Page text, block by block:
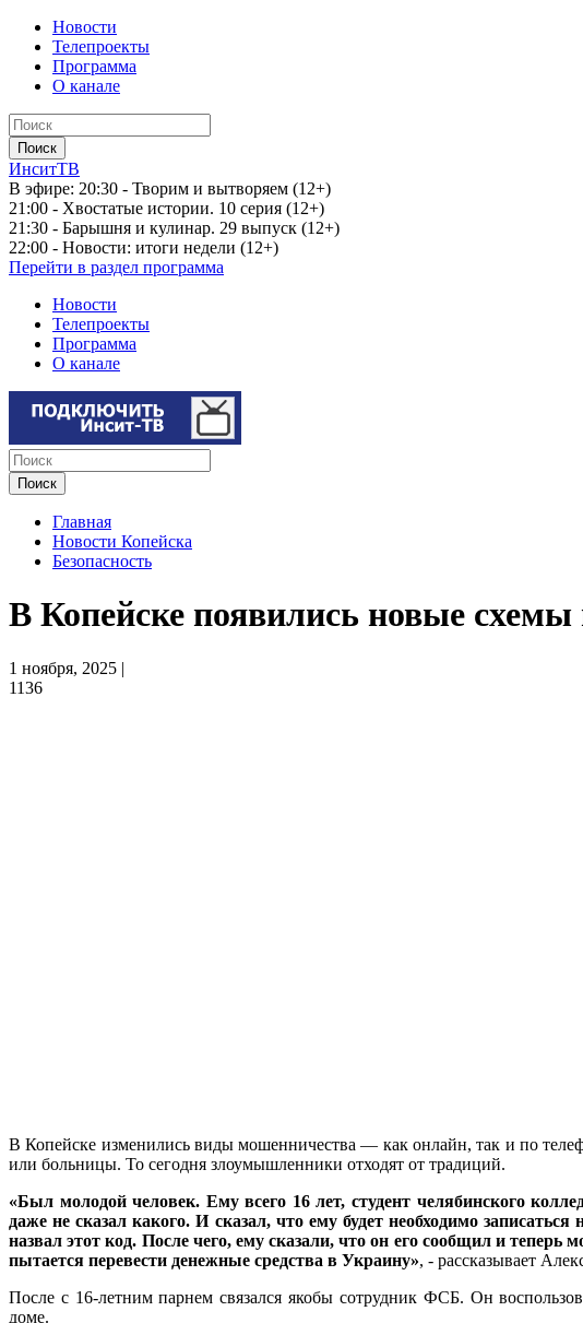
Новости
Телепроекты
Программа
О канале
ИнситТВ
В эфире: 20:30 - Творим и вытворяем (12+)
21:00 - Хвостатые истории. 10 серия (12+)
21:30 - Барышня и кулинар. 29 выпуск (12+)
22:00 - Новости: итоги недели (12+)
Перейти в раздел программа
Новости
Телепроекты
Программа
О канале
Главная
Новости Копейска
Безопасность
В Копейске появились новые
1 ноября, 2025 |
1136
В Копейске изменились виды мошенничества — как онлайн, так и по
или больницы. То сегодня злоумышленники отходят от традиций.
«Был молодой человек. Ему всего 16 лет, студент челябинского
даже не сказал какого. И сказал, что ему будет необходимо
назвал этот код. После чего, ему сказали, что он его сообщил и
пытается перевести денежные средства в Украину», - рассказывает
После с 16-летним парнем связался якобы сотрудник ФСБ. Он
доме.